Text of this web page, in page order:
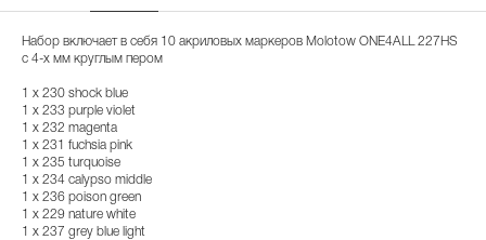
Набор включает в себя 10 акриловых маркеров Molotow ONE4ALL 227HS
с 4-х мм круглым пером
1 x 230 shock blue
1 x 233 purple violet
1 x 232 magenta
1 x 231 fuchsia pink
1 x 235 turquoise
1 x 234 calypso middle
1 x 236 poison green
1 x 229 nature white
1 x 237 grey blue light